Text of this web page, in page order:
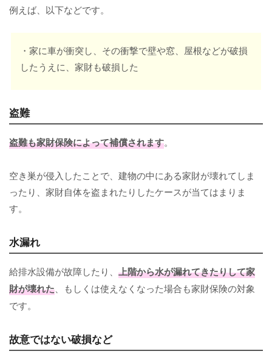
例えば、以下などです。
・家に車が衝突し、その衝撃で壁や窓、屋根などが破損
したうえに、家財も破損した
盗難
盗難も家財保険によって補償されます。
空き巣が侵入したことで、建物の中にある家財が壊れてしま
ったり、家財自体を盗まれたりしたケースが当てはまりま
す。
水漏れ
給排水設備が故障したり、 上階から水が漏れてきたりして家
財が壊れた 、もしくは使えなくなった場合も家財保険の対象
です。
故意ではない破損など